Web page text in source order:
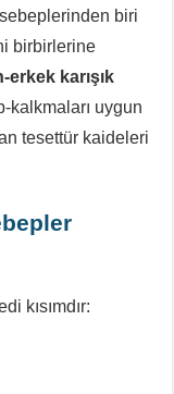
biri
birbirlerine
erkek karışık
kalkmaları uygun
tesettür kaideleri
kısımdır: